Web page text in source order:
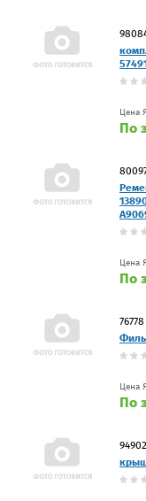
Цена
По
Цена
По
76778
Цена
По
94902